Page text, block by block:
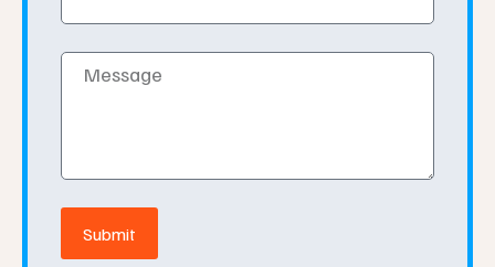
Message
Submit